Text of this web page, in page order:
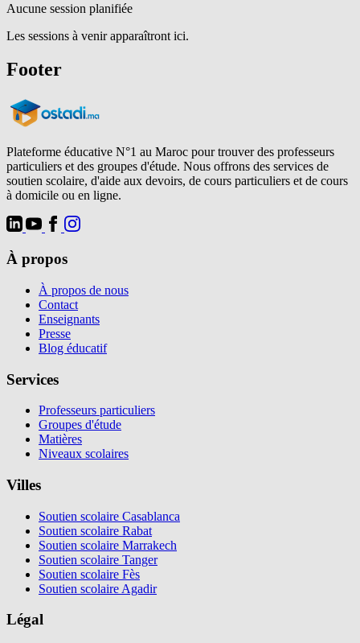
Aucune session planifiée
Les sessions à venir apparaîtront ici.
Footer
Plateforme éducative N°1 au Maroc pour trouver des professeurs
particuliers et des groupes d'étude. Nous offrons des services de
soutien scolaire, d'aide aux devoirs, de cours particuliers et de cours
à domicile ou en ligne.
À propos
À propos de nous
Contact
Enseignants
Presse
Blog éducatif
Services
Professeurs particuliers
Groupes d'étude
Matières
Niveaux scolaires
Villes
Soutien scolaire Casablanca
Soutien scolaire Rabat
Soutien scolaire Marrakech
Soutien scolaire Tanger
Soutien scolaire Fès
Soutien scolaire Agadir
Légal